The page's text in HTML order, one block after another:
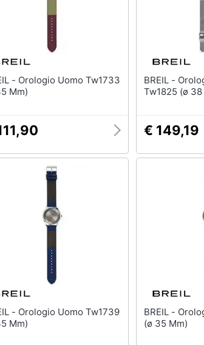
Tw1733
Mm)
BREIL - Orologio Donna
Tw1825 (ø 38
€ 149,19
Tw1739
Mm)
BREIL - Orologio Uomo Tw1737
(ø 35 Mm)